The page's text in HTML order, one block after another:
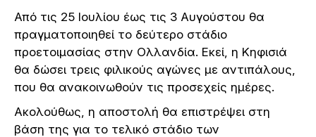
Από τις 25 Ιουλίου έως τις 3 Αυγούστου θα
πραγματοποιηθεί το δεύτερο στάδιο
προετοιμασίας στην Ολλανδία. Εκεί, η Κηφισιά
θα δώσει τρεις φιλικούς αγώνες με αντιπάλους,
που θα ανακοινωθούν τις προσεχείς ημέρες.
Ακολούθως, η αποστολή θα επιστρέψει στη
βάση της για το τελικό στάδιο των